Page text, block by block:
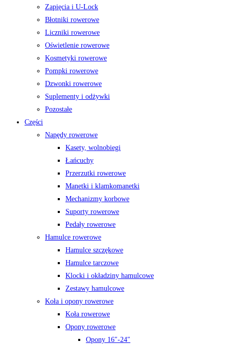
Zapięcia i U-Lock
Błotniki rowerowe
Liczniki rowerowe
Oświetlenie rowerowe
Kosmetyki rowerowe
Pompki rowerowe
Dzwonki rowerowe
Suplementy i odżywki
Pozostałe
Części
Napędy rowerowe
Kasety, wolnobiegi
Łańcuchy
Przerzutki rowerowe
Manetki i klamkomanetki
Mechanizmy korbowe
Suporty rowerowe
Pedały rowerowe
Hamulce rowerowe
Hamulce szczękowe
Hamulce tarczowe
Klocki i okładziny hamulcowe
Zestawy hamulcowe
Koła i opony rowerowe
Koła rowerowe
Opony rowerowe
Opony 16″-24″